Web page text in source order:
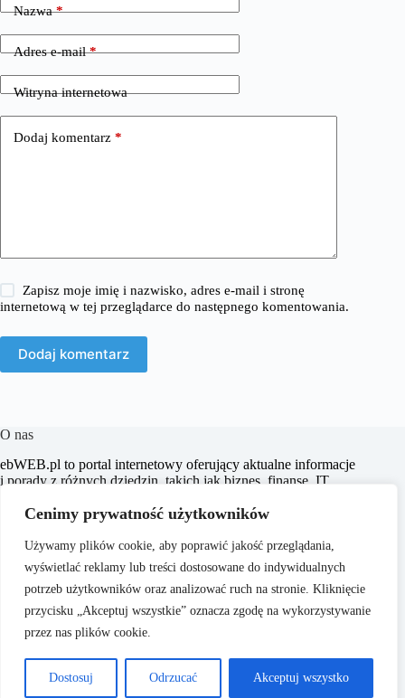
Cenimy prywatność użytkowników
Używamy plików cookie, aby poprawić jakość przeglądania,
wyświetlać reklamy lub treści dostosowane do indywidualnych
potrzeb użytkowników oraz analizować ruch na stronie. Kliknięcie
przycisku „Akceptuj wszystkie” oznacza zgodę na wykorzystywanie
przez nas plików cookie.
Dostosuj Odrzucać Akceptuj wszystko
Nazwa*
Adres e-mail*
Witryna internetowa
Dodaj komentarz *
Zapisz moje imię i nazwisko, adres e-mail i stronę
internetową w tej przeglądarce do następnego komentowania.
Dodaj komentarz
O nas
​ebWEB.pl to portal internetowy oferujący aktualne informacje
i porady z różnych dziedzin, takich jak biznes, finanse, IT,
dostarczanie rzetelnych i inspirujących treści, które wspierają
poszerzają ich horyzonty.
Copyright © 2026 -
O nas
Polityka Prywatności